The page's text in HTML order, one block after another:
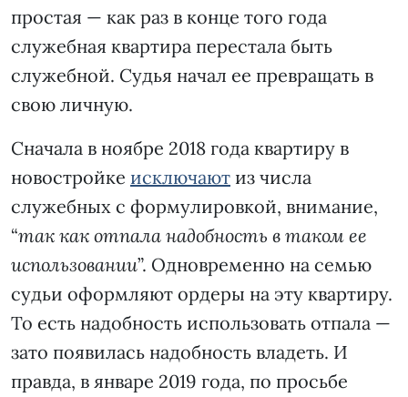
простая — как раз в конце того года
служебная квартира перестала быть
служебной. Судья начал ее превращать в
свою личную.
Сначала в ноябре 2018 года квартиру в
новостройке исключают из числа
служебных с формулировкой, внимание,
“так как отпала надобность в таком ее
использовании”. Одновременно на семью
судьи оформляют ордеры на эту квартиру.
То есть надобность использовать отпала —
зато появилась надобность владеть. И
правда, в январе 2019 года, по просьбе